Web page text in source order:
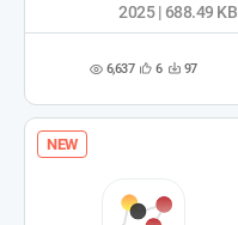
조 6,637 관
록
6 다 97
2025 | 688.49 KB
NEW